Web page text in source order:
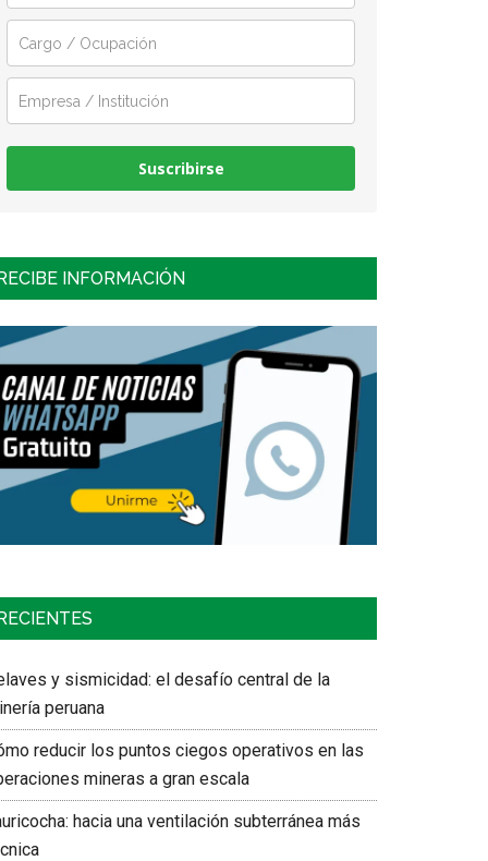
Suscribirse
INFORMACIÓN
y sismicidad: el desafío central de la
peruana
reducir los puntos ciegos operativos en las
mineras a gran escala
hacia una ventilación subterránea más